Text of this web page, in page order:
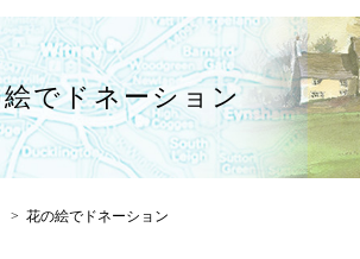
でドネーション
花の絵でドネーション